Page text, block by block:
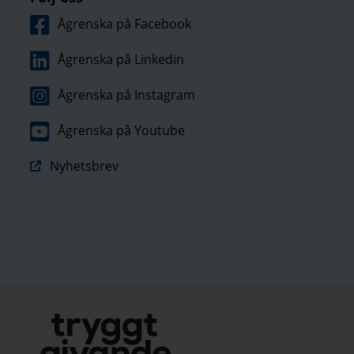
Ågrenska på Facebook
Ågrenska på Linkedin
Ågrenska på Instagram
Ågrenska på Youtube
Nyhetsbrev